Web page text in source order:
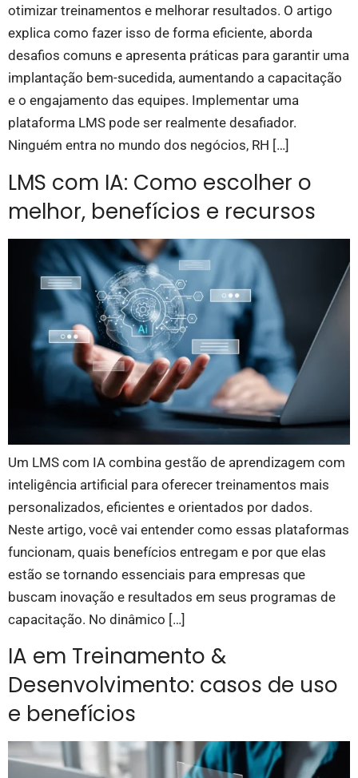
otimizar treinamentos e melhorar resultados. O artigo
explica como fazer isso de forma eficiente, aborda
desafios comuns e apresenta práticas para garantir uma
implantação bem-sucedida, aumentando a capacitação
e o engajamento das equipes. Implementar uma
plataforma LMS pode ser realmente desafiador.
Ninguém entra no mundo dos negócios, RH […]
LMS com IA: Como escolher o
melhor, benefícios e recursos
Um LMS com IA combina gestão de aprendizagem com
inteligência artificial para oferecer treinamentos mais
personalizados, eficientes e orientados por dados.
Neste artigo, você vai entender como essas plataformas
funcionam, quais benefícios entregam e por que elas
estão se tornando essenciais para empresas que
buscam inovação e resultados em seus programas de
capacitação. No dinâmico […]
IA em Treinamento &
Desenvolvimento: casos de uso
e benefícios